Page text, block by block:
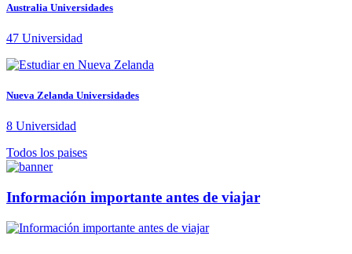
Australia Universidades
47 Universidad
Nueva Zelanda Universidades
8 Universidad
Todos los paises
Información importante antes de viajar